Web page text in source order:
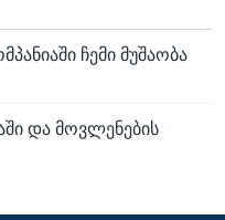
ჩემი მუშაობა
და მოვლენების